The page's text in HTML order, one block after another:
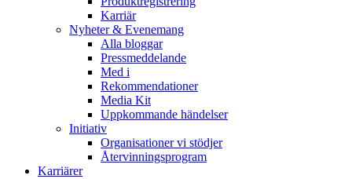
Karriär
Nyheter & Evenemang
Alla bloggar
Pressmeddelande
Med i
Rekommendationer
Media Kit
Uppkommande händelser
Initiativ
Organisationer vi stödjer
Återvinningsprogram
Karriärer